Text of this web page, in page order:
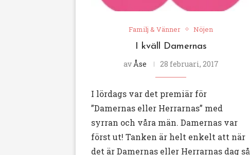
Familj & Vänner Nöjen
I kväll Damernas
avÅse 28 februari, 2017
I lördags var det premiär för
”Damernas eller Herrarnas” med
syrran och våra män. Damernas var
först ut! Tanken är helt enkelt att när
det är Damernas eller Herrarnas dag så